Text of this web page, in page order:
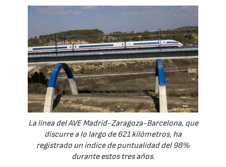
La línea del AVE Madrid-Zaragoza-Barcelona, que
discurre a lo largo de 621 kilómetros, ha
registrado un índice de puntualidad del 98%
durante estos tres años.